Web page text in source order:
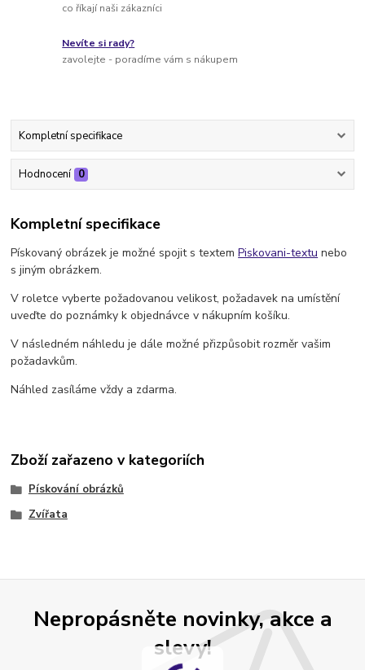
co říkají naši zákazníci
Nevíte si rady?
zavolejte - poradíme vám s nákupem
Kompletní specifikace
Hodnocení 0
Kompletní specifikace
Pískovaný obrázek je možné spojit s textemPiskovani-textu nebo
s jiným obrázkem.
V roletce vyberte požadovanou velikost, požadavek na umístění
uveďte do poznámky k objednávce v nákupním košíku.
V následném náhledu je dále možné přizpůsobit rozměr vašim
požadavkům.
Náhled zasíláme vždy a zdarma.
Zboží zařazeno v kategoriích
Pískování obrázků
Zvířata
Nepropásněte novinky, akce a
slevy!